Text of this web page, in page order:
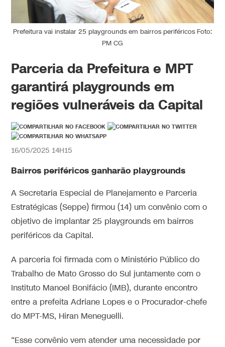
Prefeitura vai instalar 25 playgrounds em bairros periféricos Foto:
PM CG
Parceria da Prefeitura e MPT
garantirá playgrounds em
regiões vulneráveis da Capital
16/05/2025 14H15
Bairros periféricos ganharão playgrounds
A Secretaria Especial de Planejamento e Parceria
Estratégicas (Seppe) firmou (14) um convênio com o
objetivo de implantar 25 playgrounds em bairros
periféricos da Capital.
A parceria foi firmada com o Ministério Público do
Trabalho de Mato Grosso do Sul juntamente com o
Instituto Manoel Bonifácio (IMB), durante encontro
entre a prefeita Adriane Lopes e o Procurador-chefe
do MPT-MS, Hiran Meneguelli.
“Esse convênio vem atender uma necessidade por